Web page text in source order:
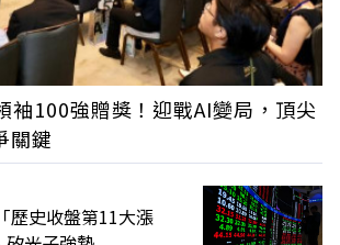
袖100強贈獎！迎戰AI變局，頂尖
關鍵
歷史收盤第11大漲